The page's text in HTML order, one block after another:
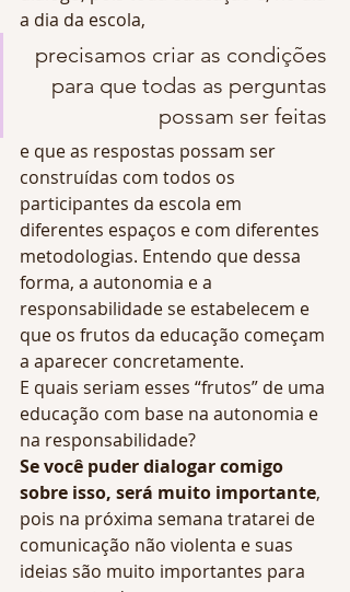
a dia da escola,
precisamos criar as condições
para que todas as perguntas
possam ser feitas
e que as respostas possam ser
construídas com todos os
participantes da escola em
diferentes espaços e com diferentes
metodologias. Entendo que dessa
forma, a autonomia e a
responsabilidade se estabelecem e
que os frutos da educação começam
a aparecer concretamente.
E quais seriam esses “frutos” de uma
educação com base na autonomia e
na responsabilidade?
Se você puder dialogar comigo
sobre isso, será muito importante,
pois na próxima semana tratarei de
comunicação não violenta e suas
ideias são muito importantes para